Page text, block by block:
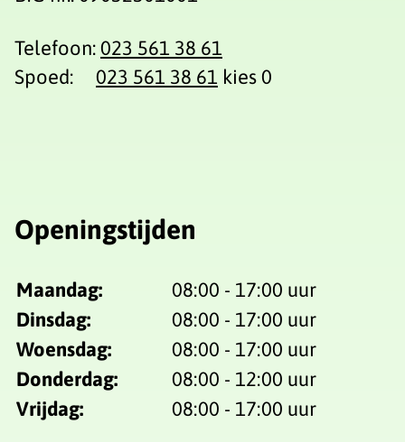
Telefoon:023 561 38 61
Spoed: 023 561 38 61 kies 0
Openingstijden
Maandag:
08:00 - 17:00 uur
Dinsdag:
08:00 - 17:00 uur
Woensdag:
08:00 - 17:00 uur
Donderdag:
08:00 - 12:00 uur
Vrijdag:
08:00 - 17:00 uur